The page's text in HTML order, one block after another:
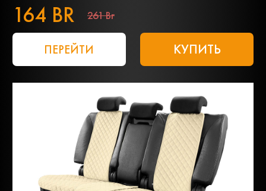
164 BR 261 Br
ПЕРЕЙТИ КУПИТЬ